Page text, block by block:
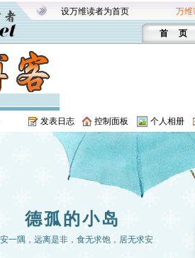
设万维读者为首页 万维
首 页
发表日志 控制面板 个人相册
德孤的小岛
一隅，远离是非，食无求饱，居无求安